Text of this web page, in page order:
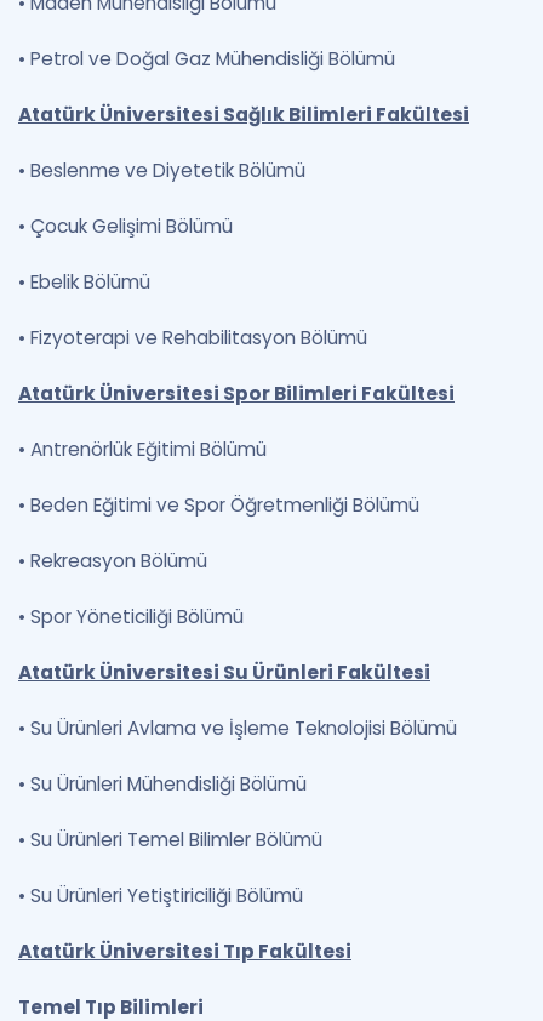
• Petrol ve Doğal Gaz Mühendisliği Bölümü
Atatürk Üniversitesi Sağlık Bilimleri Fakültesi
• Beslenme ve Diyetetik Bölümü
• Çocuk Gelişimi Bölümü
• Ebelik Bölümü
• Fizyoterapi ve Rehabilitasyon Bölümü
Atatürk Üniversitesi Spor Bilimleri Fakültesi
• Antrenörlük Eğitimi Bölümü
• Beden Eğitimi ve Spor Öğretmenliği Bölümü
• Rekreasyon Bölümü
• Spor Yöneticiliği Bölümü
Atatürk Üniversitesi Su Ürünleri Fakültesi
• Su Ürünleri Avlama ve İşleme Teknolojisi Bölümü
• Su Ürünleri Mühendisliği Bölümü
• Su Ürünleri Temel Bilimler Bölümü
• Su Ürünleri Yetiştiriciliği Bölümü
Atatürk Üniversitesi Tıp Fakültesi
Temel Tıp Bilimleri